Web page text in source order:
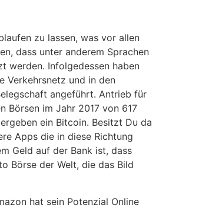
zu lassen, was vor allen
dass unter anderem Sprachen
werden. Infolgedessen haben
Verkehrsnetz und in den
angeführt. Antrieb für
Börsen im Jahr 2017 von 617
ein Bitcoin. Besitzt Du da
Apps die in diese Richtung
Geld auf der Bank ist, dass
Börse der Welt, die das Bild
hat sein Potenzial Online